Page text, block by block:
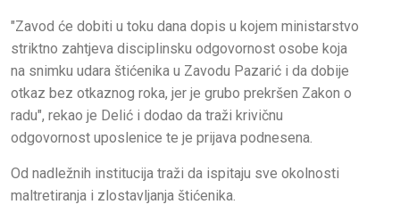
"Zavod će dobiti u toku dana dopis u kojem ministarstvo
striktno zahtjeva disciplinsku odgovornost osobe koja
na snimku udara štićenika u Zavodu Pazarić i da dobije
otkaz bez otkaznog roka, jer je grubo prekršen Zakon o
radu", rekao je Delić i dodao da traži krivičnu
odgovornost uposlenice te je prijava podnesena.
Od nadležnih institucija traži da ispitaju sve okolnosti
maltretiranja i zlostavljanja štićenika.